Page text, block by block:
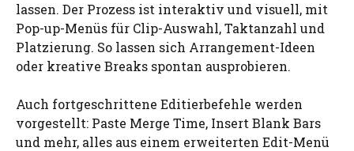
lassen. Der Prozess ist interaktiv und visuell, mit
Pop-up-Menüs für Clip-Auswahl, Taktanzahl und
Platzierung. So lassen sich Arrangement-Ideen
oder kreative Breaks spontan ausprobieren.
Auch fortgeschrittene Editierbefehle werden
vorgestellt: Paste Merge Time, Insert Blank Bars
und mehr, alles aus einem erweiterten Edit-Menü